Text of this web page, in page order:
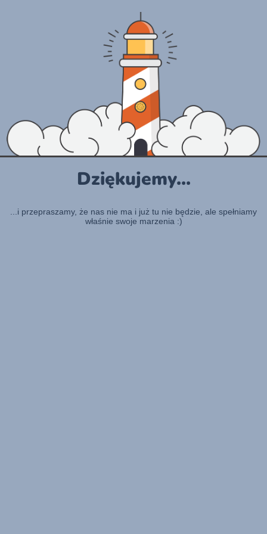
Dziękujemy...
...i przepraszamy, że nas nie ma i już tu nie będzie, ale spełniamy
właśnie swoje marzenia :)